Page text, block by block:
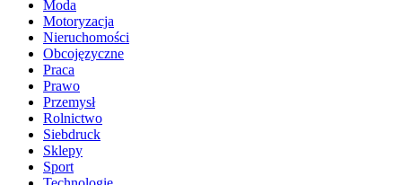
Moda
Motoryzacja
Nieruchomości
Obcojęzyczne
Praca
Prawo
Przemysł
Rolnictwo
Siebdruck
Sklepy
Sport